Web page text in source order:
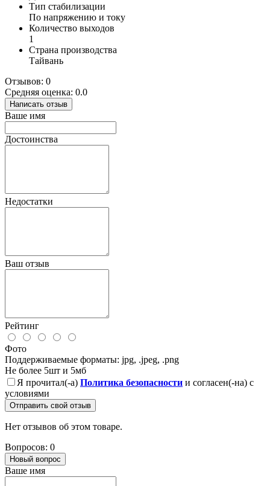
Тип стабилизации
По напряжению и току
Количество выходов
1
Страна производства
Тайвань
Отзывов: 0
Средняя оценка: 0.0
Написать отзыв
Ваше имя
Достоинства
Недостатки
Ваш отзыв
Рейтинг
Фото
Поддерживаемые форматы: jpg, .jpeg, .png
Не более 5шт и 5мб
Я прочитал(-а) Политика безопасности и согласен(-на) с
условиями
Отправить свой отзыв
Нет отзывов об этом товаре.
Вопросов: 0
Новый вопрос
Ваше имя